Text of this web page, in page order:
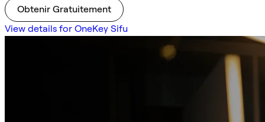
Obtenir Gratuitement
View details for OneKey Sifu